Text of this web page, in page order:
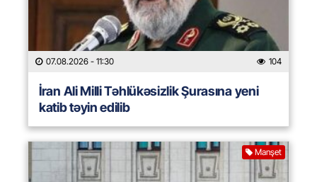
07.08.2026 - 11:30 104
İran Ali Milli Təhlükəsizlik Şurasına yeni
katib təyin edilib
Manşet